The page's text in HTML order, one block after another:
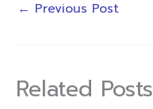
← Previous Post
Related Posts